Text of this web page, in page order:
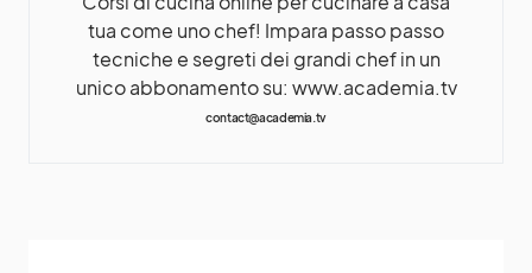
tua come uno chef! Impara passo passo
tecniche e segreti dei grandi chef in un
unico abbonamento su: www.academia.tv
contact@academia.tv